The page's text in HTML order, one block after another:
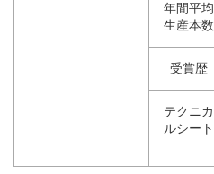
年間平均
生産本数
受賞歴
テクニカ
ルシート